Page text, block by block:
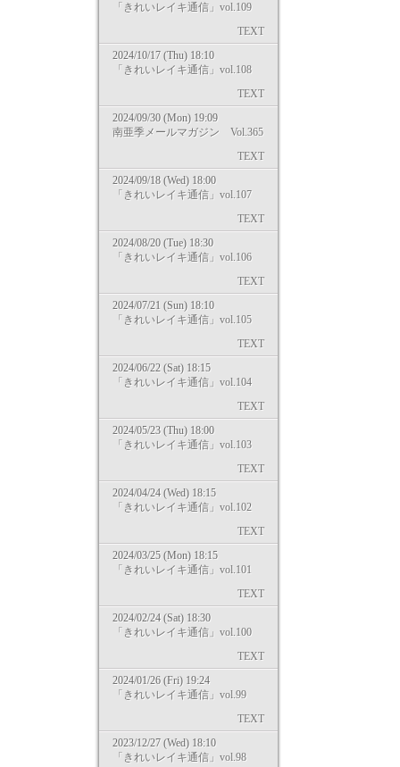
「きれいレイキ通信」vol.109
TEXT
2024/10/17 (Thu) 18:10
「きれいレイキ通信」vol.108
TEXT
2024/09/30 (Mon) 19:09
南亜季メールマガジン Vol.365
TEXT
2024/09/18 (Wed) 18:00
「きれいレイキ通信」vol.107
TEXT
2024/08/20 (Tue) 18:30
「きれいレイキ通信」vol.106
TEXT
2024/07/21 (Sun) 18:10
「きれいレイキ通信」vol.105
TEXT
2024/06/22 (Sat) 18:15
「きれいレイキ通信」vol.104
TEXT
2024/05/23 (Thu) 18:00
「きれいレイキ通信」vol.103
TEXT
2024/04/24 (Wed) 18:15
「きれいレイキ通信」vol.102
TEXT
2024/03/25 (Mon) 18:15
「きれいレイキ通信」vol.101
TEXT
2024/02/24 (Sat) 18:30
「きれいレイキ通信」vol.100
TEXT
2024/01/26 (Fri) 19:24
「きれいレイキ通信」vol.99
TEXT
2023/12/27 (Wed) 18:10
「きれいレイキ通信」vol.98